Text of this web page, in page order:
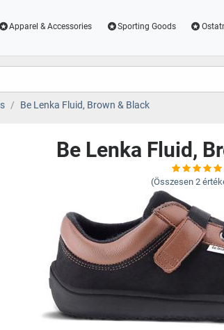
Apparel & Accessories Sporting Goods
Be Lenka Fluid, Brown & Black
Be Lenka Fluid,
(Összesen 2